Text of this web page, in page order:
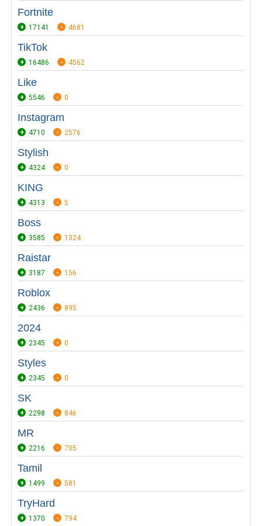
Fortnite
17141 4681
TikTok
16486 4562
Like
5546 0
Instagram
4710 2576
Stylish
4324 0
KING
4313 5
Boss
3585 1324
Raistar
3187 156
Roblox
2436 895
2024
2345 0
Styles
2345 0
SK
2298 846
MR
2216 705
Tamil
1499 581
TryHard
1370 794